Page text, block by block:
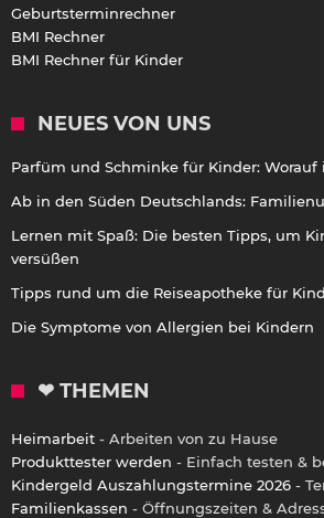
Geburtsterminrechner
BMI Rechner
BMI Rechner für Kinder
NEUES VON UNS
Parfüm und Schminke für Kinder: Worauf
Ab in den Süden Deutschlands:
Lernen mit Spaß: Die besten Tipps, um
versüßen
Tipps rund um die Reiseapotheke für
Die Symptome von Allergien bei Kindern
❤ THEMEN
Heimarbeit - Arbeiten von zu Hause
Produkttester werden - Einfach testen &
Kindergeld Auszahlungstermine 2026 -
Familienkassen - Öffnungszeiten &